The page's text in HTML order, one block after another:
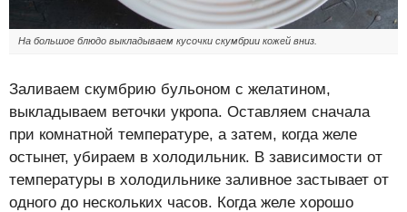
На большое блюдо выкладываем кусочки скумбрии кожей вниз.
Заливаем скумбрию бульоном с желатином,
выкладываем веточки укропа. Оставляем сначала
при комнатной температуре, а затем, когда желе
остынет, убираем в холодильник. В зависимости от
температуры в холодильнике заливное застывает от
одного до нескольких часов. Когда желе хорошо